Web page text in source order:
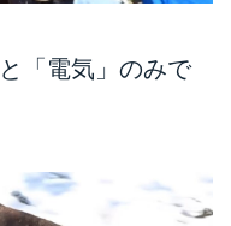
「電気」のみで